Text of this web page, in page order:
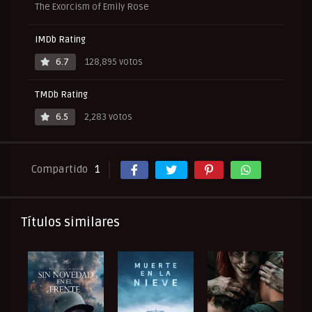
The Exorcism of Emily Rose
IMDb Rating
6.7
128,895 votos
TMDb Rating
6.5
2,283 votos
Compartido 1
Títulos similares